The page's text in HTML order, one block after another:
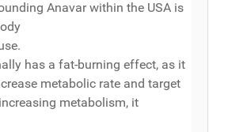
Anavar within the USA is
has a fat-burning effect, as it
metabolic rate and target
metabolism, it